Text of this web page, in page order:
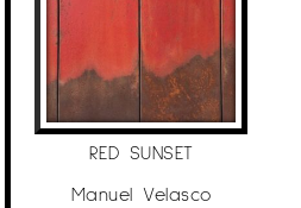
RED SUNSET
Manuel Velasco